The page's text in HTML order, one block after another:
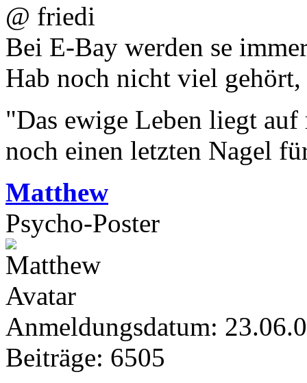
@ friedi
Bei E-Bay werden se
Hab noch nicht viel
"Das ewige Leben liegt
noch einen letzten Nagel
Matthew
Psycho-Poster
Anmeldungsdatum:
Beiträge: 6505